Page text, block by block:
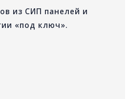
из СИП панелей и
«под ключ».